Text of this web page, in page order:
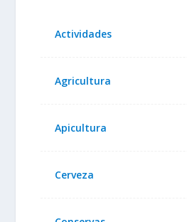
Actividades
Agricultura
Apicultura
Cerveza